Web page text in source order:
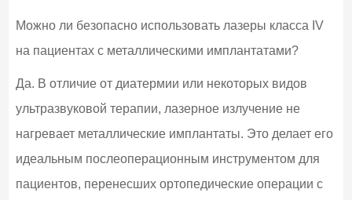
Можно ли безопасно использовать лазеры класса IV
на пациентах с металлическими имплантатами?
Да. В отличие от диатермии или некоторых видов
ультразвуковой терапии, лазерное излучение не
нагревает металлические имплантаты. Это делает его
идеальным послеоперационным инструментом для
пациентов, перенесших ортопедические операции с